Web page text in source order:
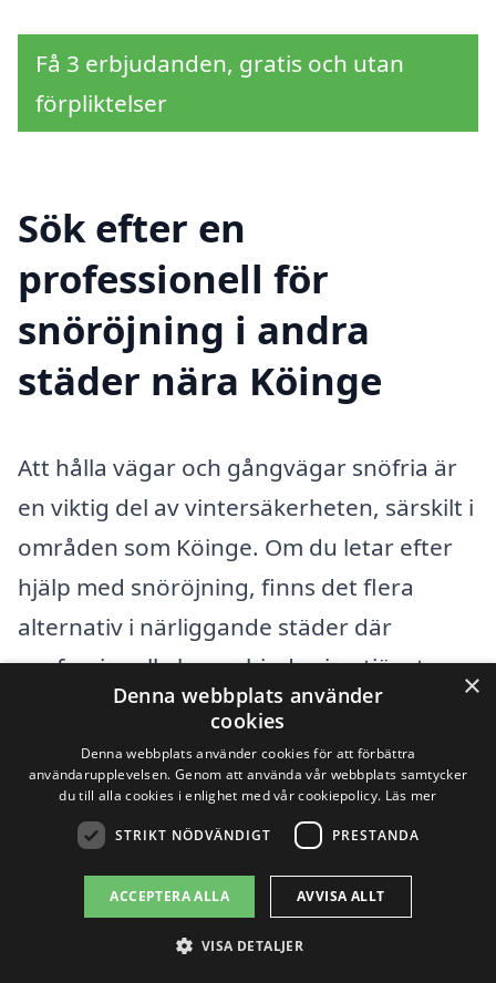
Få 3 erbjudanden, gratis och utan
förpliktelser
Sök efter en
professionell för
snöröjning i andra
städer nära Köinge
Att hålla vägar och gångvägar snöfria är
en viktig del av vintersäkerheten, särskilt i
områden som Köinge. Om du letar efter
hjälp med snöröjning, finns det flera
alternativ i närliggande städer där
professionella kan erbjuda sina tjänster.
Genom att anlita en expertröjare kan du
säkerställa att snön tas om hand på ett
effektivt och säkert sätt.
För att hitta det bästa erbjudandet på
snöröjning i Köinge, kan det vara värt att
överväga företag från följande städer:
×
Denna webbplats använder
cookies
Denna webbplats använder cookies för att förbättra
användarupplevelsen. Genom att använda vår webbplats samtycker
du till alla cookies i enlighet med vår cookiepolicy. Läs mer
STRIKT NÖDVÄNDIGT PRESTANDA
ACCEPTERA ALLA AVVISA ALLT
VISA DETALJER